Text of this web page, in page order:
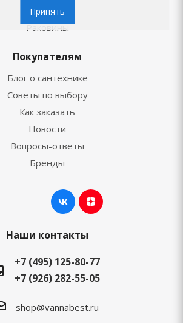
Унитазы
Раковины
Покупателям
Блог о сантехнике
Советы по выбору
Как заказать
Новости
Вопросы-ответы
Бренды
Наши контакты
+7 (495) 125-80-77
+7 (926) 282-55-05
shop@vannabest.ru
Принять